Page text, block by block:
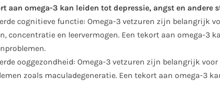
aan omega-3 kan leiden tot depressie, angst en andere
cognitieve functie: Omega-3 vetzuren zijn belangrijk
concentratie en leervermogen. Een tekort aan omega-3
ooggezondheid: Omega-3 vetzuren zijn belangrijk
zoals maculadegeneratie. Een tekort aan omega-3